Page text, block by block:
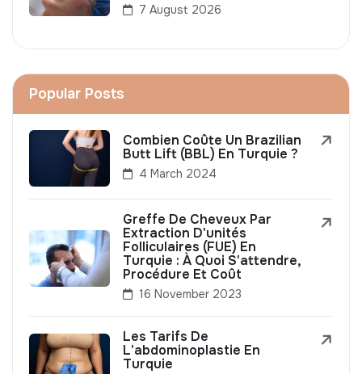
7 August 2026
Popular Posts
Combien Coûte Un Brazilian
Butt Lift (BBL) En Turquie ?
4 March 2024
Greffe De Cheveux Par
Extraction D'unités
Folliculaires (FUE) En
Turquie : À Quoi S'attendre,
Procédure Et Coût
16 November 2023
Les Tarifs De
L'abdominoplastie En
Turquie